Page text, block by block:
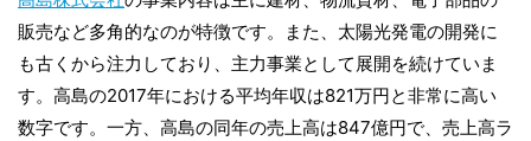
販売など多角的なのが特徴です。また、太陽光発電の開発に
も古くから注力しており、主力事業として展開を続けていま
す。高島の2017年における平均年収は821万円と非常に高い
数字です。一方、高島の同年の売上高は847億円で、売上高ラ